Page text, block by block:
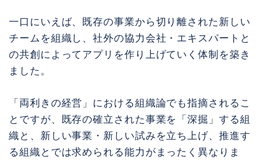
一口にいえば、既存の事業から切り離された新しい
チームを組織し、社外の協力会社・エキスパートと
の共創によってアプリを作り上げていく体制を築き
ました。
「両利きの経営」における組織論でも指摘されるこ
とですが、既存の確立された事業を「深掘」する組
織と、新しい事業・新しい試みを立ち上げ、推進す
る組織とでは求められる能力がまったく異なりま